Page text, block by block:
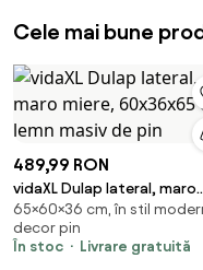
Cele mai bune
489,99 RON
vidaXL Dulap lateral, maro
miere, 60x36x65 cm, lemn
masiv de pin
65×60×36 cm, în stil
decor pin
În stoc
Livrare gratuită